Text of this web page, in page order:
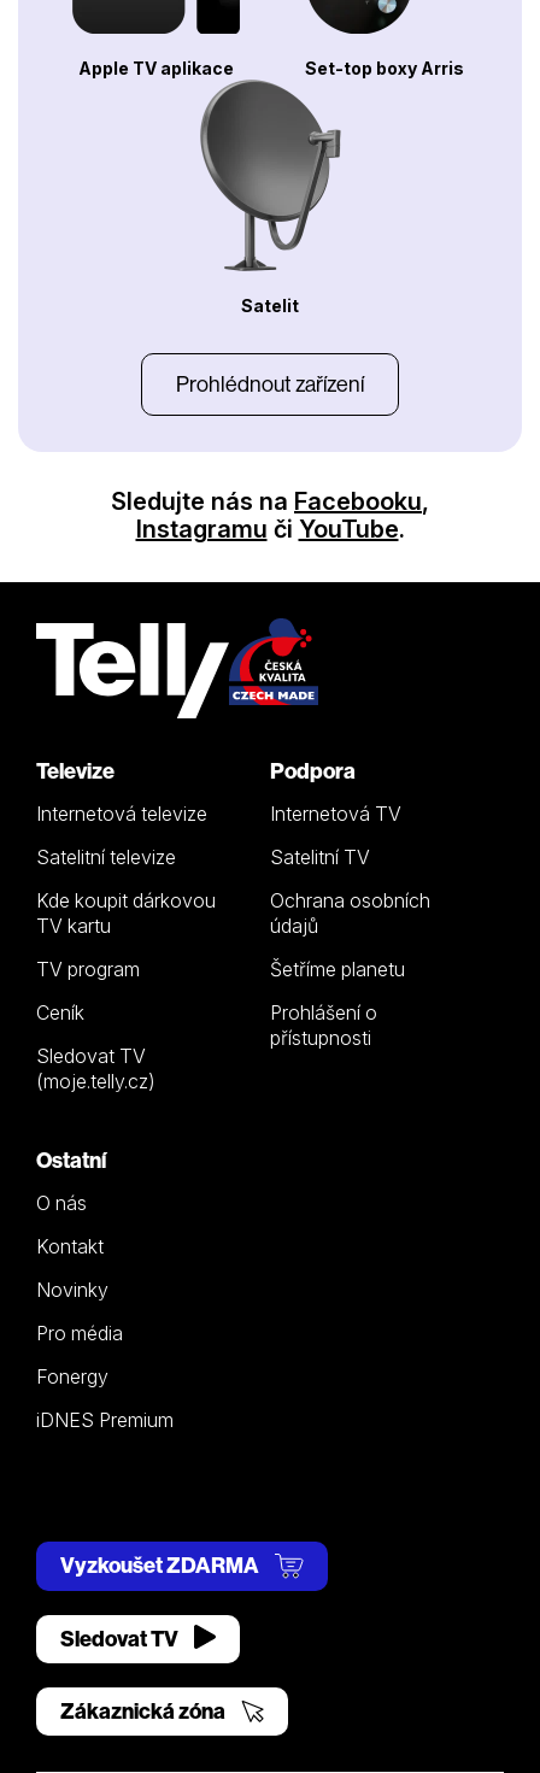
Apple TV aplikace Set-top boxy Arris
Satelit
Prohlédnout zařízení
Sledujte nás na Facebooku,
Instagramu či YouTube.
Televize
Internetová televize
Satelitní televize
Kde koupit dárkovou
TV kartu
TV program
Ceník
Sledovat TV
(moje.telly.cz)
Podpora
Internetová TV
Satelitní TV
Ochrana osobních
údajů
Šetříme planetu
Prohlášení o
přístupnosti
Ostatní
O nás
Kontakt
Novinky
Pro média
Fonergy
iDNES Premium
Vyzkoušet ZDARMA
Sledovat TV
Zákaznická zóna